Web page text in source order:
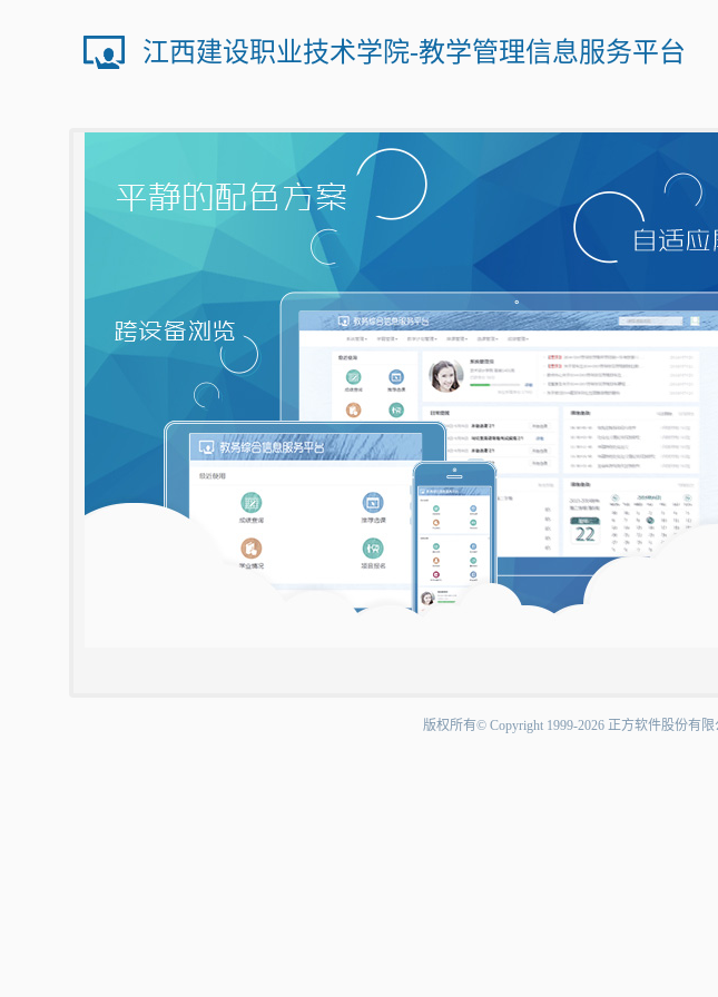
江西建设职业技术学院-教学管理信息服务平台
版权所有©Copyright1999-2026正方软件股份